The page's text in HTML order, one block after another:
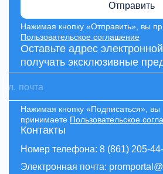
Контакты
Номер телефона: 8 (861) 205-
Электронная почта:
Отправить
Нажимая кнопку «Отправить», вы
Пользовательское соглашение
Оставьте адрес
получать эксклюзивные
Нажимая кнопку «Подписаться», вы
принимаете Пользовательское